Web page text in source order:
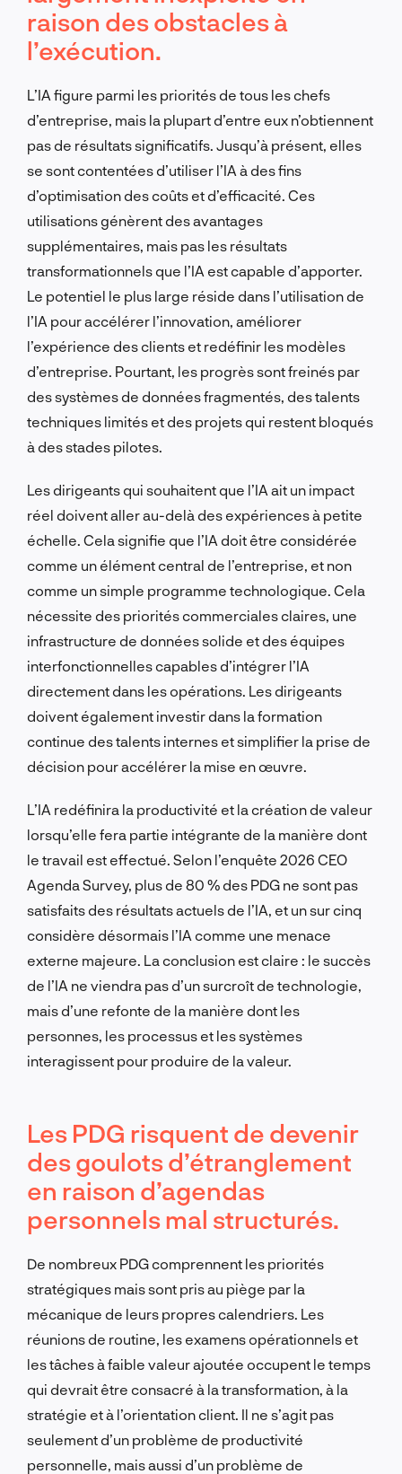
raison des obstacles à
l’exécution.
L’IA figure parmi les priorités de tous les chefs
d’entreprise, mais la plupart d’entre eux n’obtiennent
pas de résultats significatifs. Jusqu’à présent, elles
se sont contentées d’utiliser l’IA à des fins
d’optimisation des coûts et d’efficacité. Ces
utilisations génèrent des avantages
supplémentaires, mais pas les résultats
transformationnels que l’IA est capable d’apporter.
Le potentiel le plus large réside dans l’utilisation de
l’IA pour accélérer l’innovation, améliorer
l’expérience des clients et redéfinir les modèles
d’entreprise. Pourtant, les progrès sont freinés par
des systèmes de données fragmentés, des talents
techniques limités et des projets qui restent bloqués
à des stades pilotes.
Les dirigeants qui souhaitent que l’IA ait un impact
réel doivent aller au-delà des expériences à petite
échelle. Cela signifie que l’IA doit être considérée
comme un élément central de l’entreprise, et non
comme un simple programme technologique. Cela
nécessite des priorités commerciales claires, une
infrastructure de données solide et des équipes
interfonctionnelles capables d’intégrer l’IA
directement dans les opérations. Les dirigeants
doivent également investir dans la formation
continue des talents internes et simplifier la prise de
décision pour accélérer la mise en œuvre.
L’IA redéfinira la productivité et la création de valeur
lorsqu’elle fera partie intégrante de la manière dont
le travail est effectué. Selon l’enquête 2026 CEO
Agenda Survey, plus de 80 % des PDG ne sont pas
satisfaits des résultats actuels de l’IA, et un sur cinq
considère désormais l’IA comme une menace
externe majeure. La conclusion est claire : le succès
de l’IA ne viendra pas d’un surcroît de technologie,
mais d’une refonte de la manière dont les
personnes, les processus et les systèmes
interagissent pour produire de la valeur.
Les PDG risquent de devenir
des goulots d’étranglement
en raison d’agendas
personnels mal structurés.
De nombreux PDG comprennent les priorités
stratégiques mais sont pris au piège par la
mécanique de leurs propres calendriers. Les
réunions de routine, les examens opérationnels et
les tâches à faible valeur ajoutée occupent le temps
qui devrait être consacré à la transformation, à la
stratégie et à l’orientation client. Il ne s’agit pas
seulement d’un problème de productivité
personnelle, mais aussi d’un problème de